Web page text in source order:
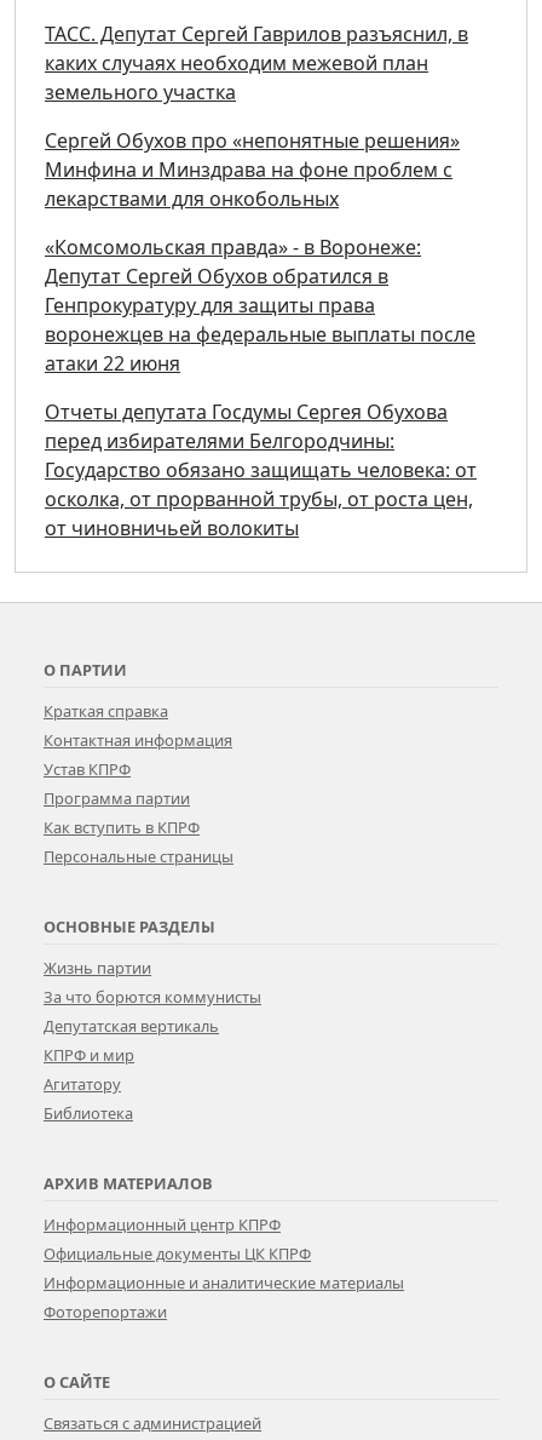
ТАСС. Депутат Сергей Гаврилов разъяснил, в
каких случаях необходим межевой план
земельного участка
Сергей Обухов про «непонятные решения»
Минфина и Минздрава на фоне проблем с
лекарствами для онкобольных
«Комсомольская правда» - в Воронеже:
Депутат Сергей Обухов обратился в
Генпрокуратуру для защиты права
воронежцев на федеральные выплаты после
атаки 22 июня
Отчеты депутата Госдумы Сергея Обухова
перед избирателями Белгородчины:
Государство обязано защищать человека: от
осколка, от прорванной трубы, от роста цен,
от чиновничьей волокиты
О ПАРТИИ
Краткая справка
Контактная информация
Устав КПРФ
Программа партии
Как вступить в КПРФ
Персональные страницы
ОСНОВНЫЕ РАЗДЕЛЫ
Жизнь партии
За что борются коммунисты
Депутатская вертикаль
КПРФ и мир
Агитатору
Библиотека
АРХИВ МАТЕРИАЛОВ
Информационный центр КПРФ
Официальные документы ЦК КПРФ
Информационные и аналитические материалы
Фоторепортажи
О САЙТЕ
Связаться с администрацией